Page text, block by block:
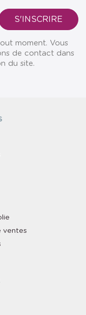
moment. Vous
de contact dans
du site.
ventes